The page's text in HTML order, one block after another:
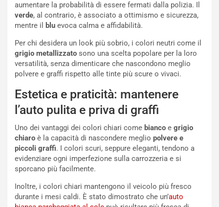
aumentare la probabilità di essere fermati dalla polizia. Il
verde, al contrario, è associato a ottimismo e sicurezza,
mentre il
blu evoca calma e affidabilità.
Per chi desidera un look più sobrio, i colori neutri come il
grigio metallizzato sono una scelta popolare per la loro
versatilità, senza dimenticare che nascondono meglio
polvere e graffi rispetto alle tinte più scure o vivaci.
Estetica e praticità: mantenere
l’auto pulita e priva di graffi
Uno dei vantaggi dei colori chiari come bianco e grigio
chiaro è la capacità di nascondere meglio polvere e
piccoli graffi. I colori scuri, seppure eleganti, tendono a
evidenziare ogni imperfezione sulla carrozzeria e si
sporcano più facilmente.
Inoltre, i colori chiari mantengono il veicolo più fresco
durante i mesi caldi. È stato dimostrato che un’auto
s
s
n
Q
a
s
q
a
e
P
O
W
R
S